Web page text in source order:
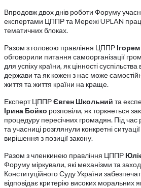
Впродовж двох днів роботи Форуму
експертами ЦППР та Мережі UPLAN
тематичних блоках.
Разом з головою правління ЦППР
обговорили питання самоорганізації
для успіху країни, як цінності
держави та як кожен з нас може
життя та життя країни на краще.
Експерт ЦППРЄвген Школьний та
Ірина Бойко розповіли, як торкнеться
процедуру пересічних громадян. Під час
та учасниці розглянули конкретні
вирішення з позиції закону.
Разом з членкинею правління ЦППР
Форуму міркували, які механізми та
Конституційного Суду України
відповідає критерію високих моральних